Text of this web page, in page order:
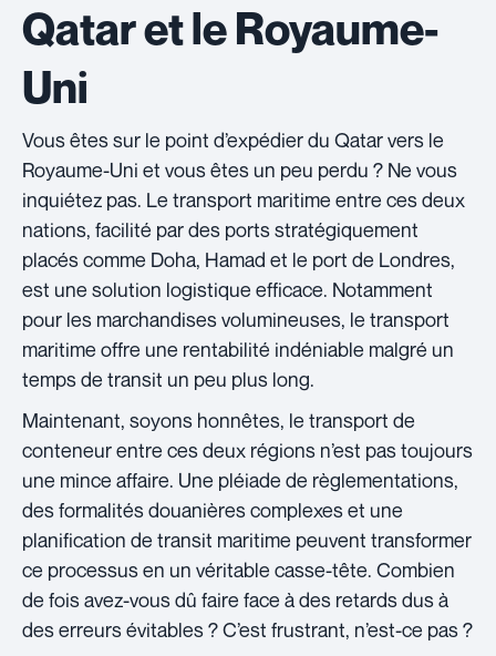
Qatar et le Royaume-
Uni
Vous êtes sur le point d’expédier du Qatar vers le
Royaume-Uni et vous êtes un peu perdu ? Ne vous
inquiétez pas. Le transport maritime entre ces deux
nations, facilité par des ports stratégiquement
placés comme Doha, Hamad et le port de Londres,
est une solution logistique efficace. Notamment
pour les marchandises volumineuses, le transport
maritime offre une rentabilité indéniable malgré un
temps de transit un peu plus long.
Maintenant, soyons honnêtes, le transport de
conteneur entre ces deux régions n’est pas toujours
une mince affaire. Une pléiade de règlementations,
des formalités douanières complexes et une
planification de transit maritime peuvent transformer
ce processus en un véritable casse-tête. Combien
de fois avez-vous dû faire face à des retards dus à
des erreurs évitables ? C’est frustrant, n’est-ce pas ?